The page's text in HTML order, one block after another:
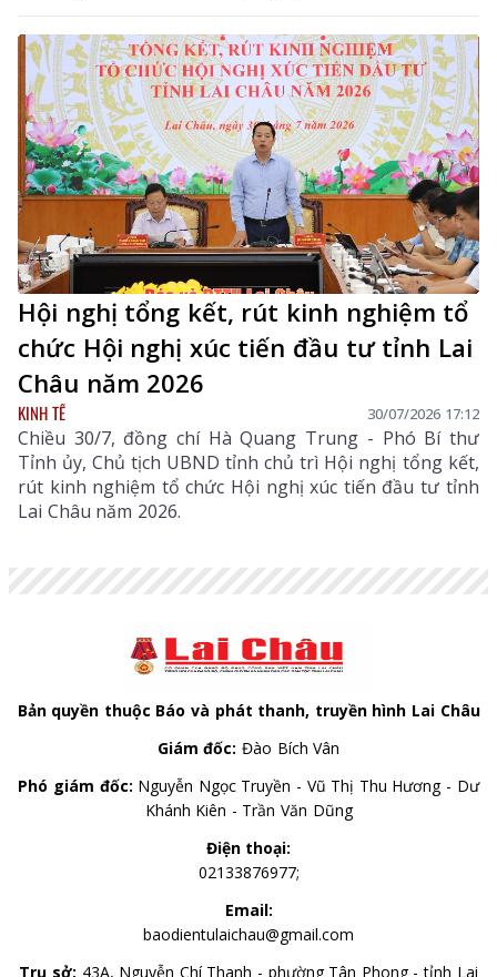
Hội nghị tổng kết, rút kinh nghiệm tổ
chức Hội nghị xúc tiến đầu tư tỉnh Lai
Châu năm 2026
KINH TẾ 30/07/2026 17:12
Chiều 30/7, đồng chí Hà Quang Trung - Phó Bí thư
Tỉnh ủy, Chủ tịch UBND tỉnh chủ trì Hội nghị tổng kết,
rút kinh nghiệm tổ chức Hội nghị xúc tiến đầu tư tỉnh
Lai Châu năm 2026.
Bản quyền thuộc Báo và phát thanh, truyền hình Lai Châu
Giám đốc: Đào Bích Vân
Phó giám đốc: Nguyễn Ngọc Truyền - Vũ Thị Thu Hương - Dư
Khánh Kiên - Trần Văn Dũng
Điện thoại:
02133876977;
Email:
baodientulaichau@gmail.com
Trụ sở: 43A, Nguyễn Chí Thanh - phường Tân Phong - tỉnh Lai